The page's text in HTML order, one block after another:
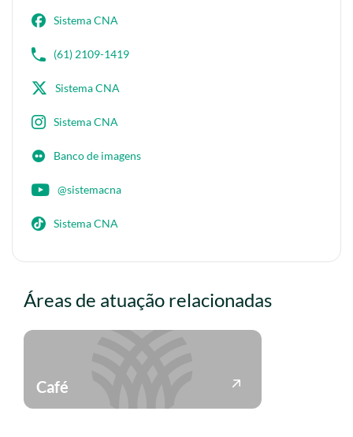
Sistema CNA
(61) 2109-1419
Sistema CNA
Sistema CNA
Banco de imagens
@sistemacna
Sistema CNA
Áreas de atuação relacionadas
Café